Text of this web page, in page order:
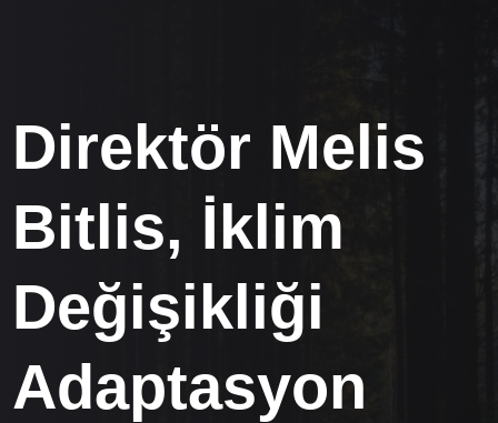
Direktör Melis
Bitlis, İklim
Değişikliği
Adaptasyon